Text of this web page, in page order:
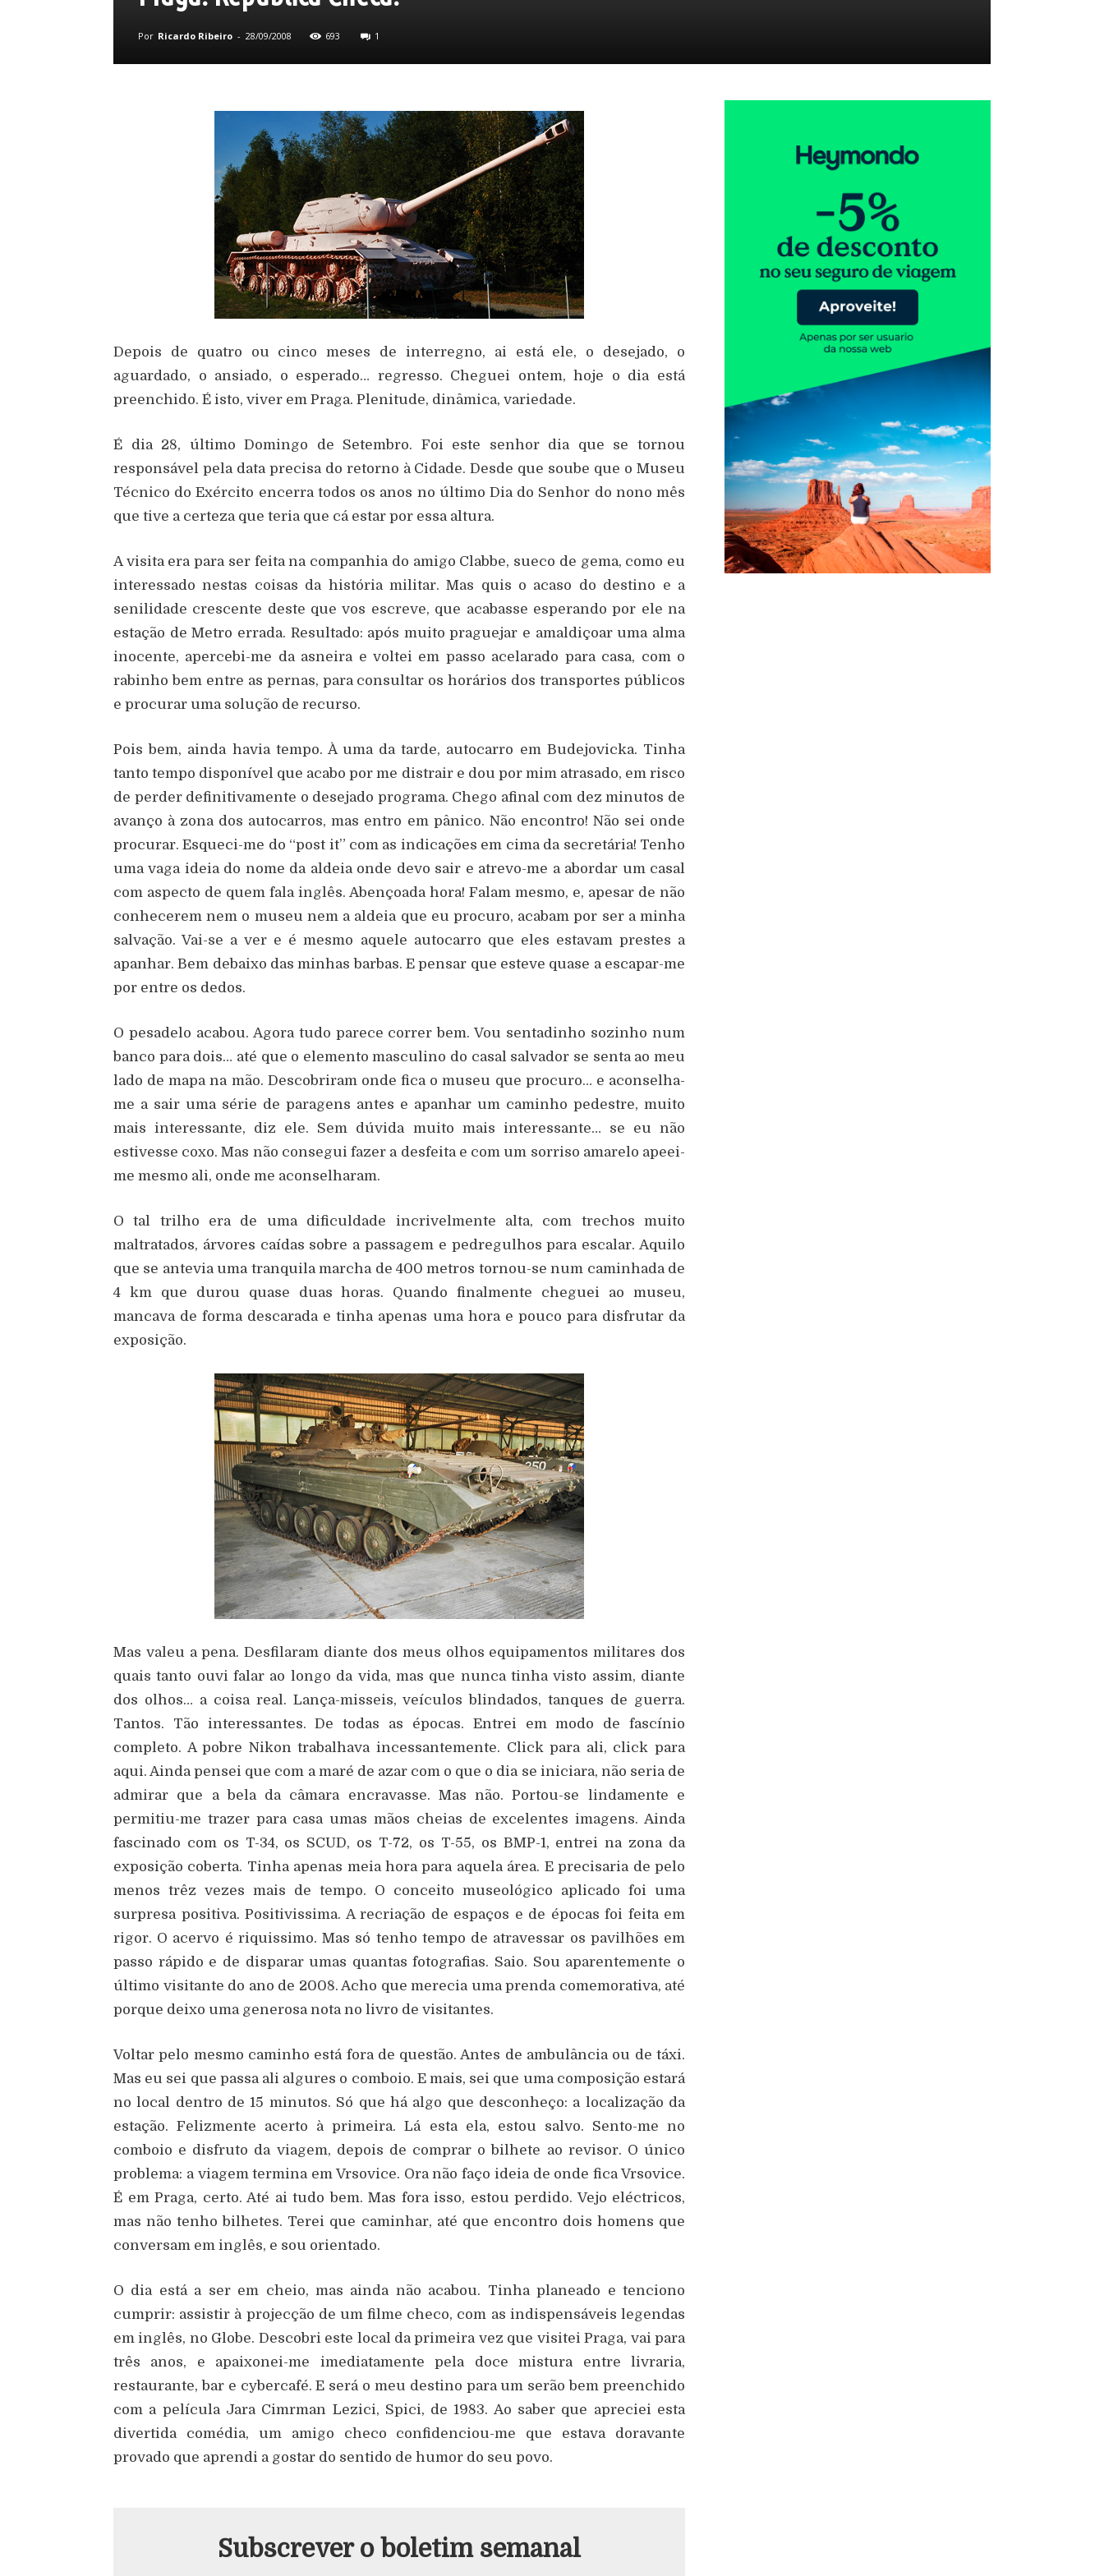
Por Ricardo Ribeiro - 28/09/2008 693 1
Depois de quatro ou cinco meses de interregno, ai está ele, o desejado, o
aguardado, o ansiado, o esperado… regresso. Cheguei ontem, hoje o dia está
preenchido. É isto, viver em Praga. Plenitude, dinâmica, variedade.
É dia 28, último Domingo de Setembro. Foi este senhor dia que se tornou
responsável pela data precisa do retorno à Cidade. Desde que soube que o Museu
Técnico do Exército encerra todos os anos no último Dia do Senhor do nono mês
que tive a certeza que teria que cá estar por essa altura.
A visita era para ser feita na companhia do amigo Clabbe, sueco de gema, como eu
interessado nestas coisas da história militar. Mas quis o acaso do destino e a
senilidade crescente deste que vos escreve, que acabasse esperando por ele na
estação de Metro errada. Resultado: após muito praguejar e amaldiçoar uma alma
inocente, apercebi-me da asneira e voltei em passo acelarado para casa, com o
rabinho bem entre as pernas, para consultar os horários dos transportes públicos
e procurar uma solução de recurso.
Pois bem, ainda havia tempo. À uma da tarde, autocarro em Budejovicka. Tinha
tanto tempo disponível que acabo por me distrair e dou por mim atrasado, em risco
de perder definitivamente o desejado programa. Chego afinal com dez minutos de
avanço à zona dos autocarros, mas entro em pânico. Não encontro! Não sei onde
procurar. Esqueci-me do “post it” com as indicações em cima da secretária! Tenho
uma vaga ideia do nome da aldeia onde devo sair e atrevo-me a abordar um casal
com aspecto de quem fala inglês. Abençoada hora! Falam mesmo, e, apesar de não
conhecerem nem o museu nem a aldeia que eu procuro, acabam por ser a minha
salvação. Vai-se a ver e é mesmo aquele autocarro que eles estavam prestes a
apanhar. Bem debaixo das minhas barbas. E pensar que esteve quase a escapar-me
por entre os dedos.
O pesadelo acabou. Agora tudo parece correr bem. Vou sentadinho sozinho num
banco para dois… até que o elemento masculino do casal salvador se senta ao meu
lado de mapa na mão. Descobriram onde fica o museu que procuro… e aconselha-
me a sair uma série de paragens antes e apanhar um caminho pedestre, muito
mais interessante, diz ele. Sem dúvida muito mais interessante… se eu não
estivesse coxo. Mas não consegui fazer a desfeita e com um sorriso amarelo apeei-
me mesmo ali, onde me aconselharam.
O tal trilho era de uma dificuldade incrivelmente alta, com trechos muito
maltratados, árvores caídas sobre a passagem e pedregulhos para escalar. Aquilo
que se antevia uma tranquila marcha de 400 metros tornou-se num caminhada de
4 km que durou quase duas horas. Quando finalmente cheguei ao museu,
mancava de forma descarada e tinha apenas uma hora e pouco para disfrutar da
exposição.
Mas valeu a pena. Desfilaram diante dos meus olhos equipamentos militares dos
quais tanto ouvi falar ao longo da vida, mas que nunca tinha visto assim, diante
dos olhos… a coisa real. Lança-misseis, veículos blindados, tanques de guerra.
Tantos. Tão interessantes. De todas as épocas. Entrei em modo de fascínio
completo. A pobre Nikon trabalhava incessantemente. Click para ali, click para
aqui. Ainda pensei que com a maré de azar com o que o dia se iniciara, não seria de
admirar que a bela da câmara encravasse. Mas não. Portou-se lindamente e
permitiu-me trazer para casa umas mãos cheias de excelentes imagens. Ainda
fascinado com os T-34, os SCUD, os T-72, os T-55, os BMP-1, entrei na zona da
exposição coberta. Tinha apenas meia hora para aquela área. E precisaria de pelo
menos trêz vezes mais de tempo. O conceito museológico aplicado foi uma
surpresa positiva. Positivissima. A recriação de espaços e de épocas foi feita em
rigor. O acervo é riquissimo. Mas só tenho tempo de atravessar os pavilhões em
passo rápido e de disparar umas quantas fotografias. Saio. Sou aparentemente o
último visitante do ano de 2008. Acho que merecia uma prenda comemorativa, até
porque deixo uma generosa nota no livro de visitantes.
Voltar pelo mesmo caminho está fora de questão. Antes de ambulância ou de táxi.
Mas eu sei que passa ali algures o comboio. E mais, sei que uma composição estará
no local dentro de 15 minutos. Só que há algo que desconheço: a localização da
estação. Felizmente acerto à primeira. Lá esta ela, estou salvo. Sento-me no
comboio e disfruto da viagem, depois de comprar o bilhete ao revisor. O único
problema: a viagem termina em Vrsovice. Ora não faço ideia de onde fica Vrsovice.
É em Praga, certo. Até ai tudo bem. Mas fora isso, estou perdido. Vejo eléctricos,
mas não tenho bilhetes. Terei que caminhar, até que encontro dois homens que
conversam em inglês, e sou orientado.
O dia está a ser em cheio, mas ainda não acabou. Tinha planeado e tenciono
cumprir: assistir à projecção de um filme checo, com as indispensáveis legendas
em inglês, no Globe. Descobri este local da primeira vez que visitei Praga, vai para
três anos, e apaixonei-me imediatamente pela doce mistura entre livraria,
restaurante, bar e cybercafé. E será o meu destino para um serão bem preenchido
com a película Jara Cimrman Lezici, Spici, de 1983. Ao saber que apreciei esta
divertida comédia, um amigo checo confidenciou-me que estava doravante
provado que aprendi a gostar do sentido de humor do seu povo.
Subscrever o boletim semanal